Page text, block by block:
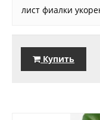
лист фиалки
Купить